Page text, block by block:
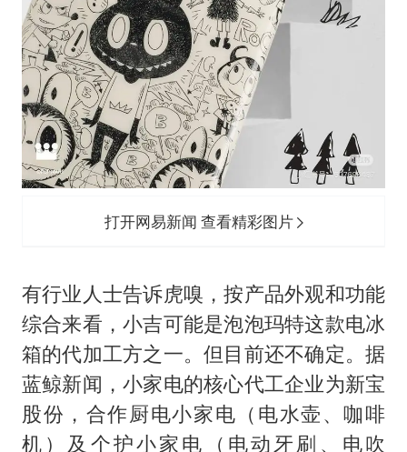
打开网易新闻 查看精彩图片
有行业人士告诉虎嗅，按产品外观和功能
综合来看，小吉可能是泡泡玛特这款电冰
箱的代加工方之一。但目前还不确定。据
蓝鲸新闻，小家电的核心代工企业为新宝
股份，合作厨电小家电（电水壶、咖啡
机）及个护小家电（电动牙刷、电吹